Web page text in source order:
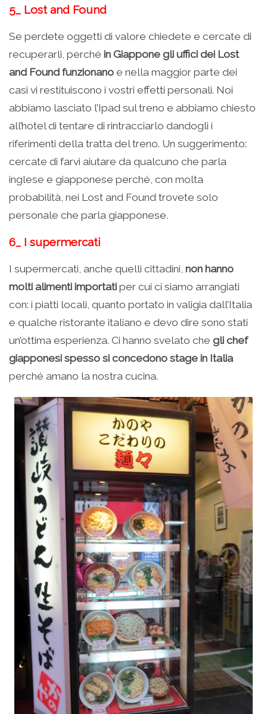
5_ Lost and Found
Se perdete oggetti di valore chiedete e cercate di
recuperarli, perché in Giappone gli uffici dei Lost
and Found funzionano e nella maggior parte dei
casi vi restituiscono i vostri effetti personali. Noi
abbiamo lasciato l’Ipad sul treno e abbiamo chiesto
all’hotel di tentare di rintracciarlo dandogli i
riferimenti della tratta del treno. Un suggerimento:
cercate di farvi aiutare da qualcuno che parla
inglese e giapponese perché, con molta
probabilità, nei Lost and Found trovete solo
personale che parla giapponese.
6_ I supermercati
I supermercati, anche quelli cittadini, non hanno
molti alimenti importati per cui ci siamo arrangiati
con: i piatti locali, quanto portato in valigia dall’Italia
e qualche ristorante italiano e devo dire sono stati
un’ottima esperienza. Ci hanno svelato che gli chef
giapponesi spesso si concedono stage in Italia
perché amano la nostra cucina.